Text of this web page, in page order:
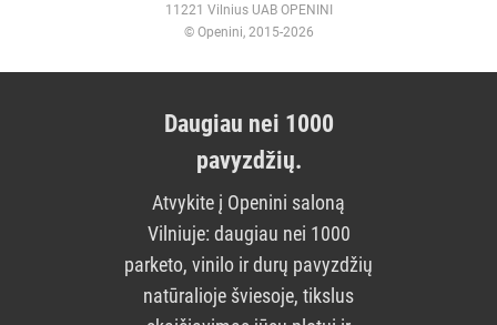
11221 Vilnius UAB OPENINI
© Openini, 2015-2026
Daugiau nei 1000
pavyzdžių.
Atvykite į Openini saloną
Vilniuje: daugiau nei 1000
parketo, vinilo ir durų pavyzdžių
natūralioje šviesoje, tikslus